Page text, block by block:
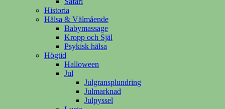
Historia
Hälsa & Välmående
Babymassage
Kropp och Själ
Psykisk hälsa
Högtid
Halloween
Jul
Julgransplundring
Julmarknad
Julpyssel